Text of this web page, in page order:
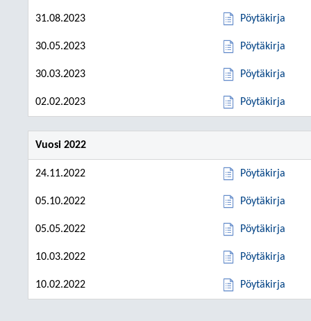
31.08.2023 Pöytäkirja
30.05.2023 Pöytäkirja
30.03.2023 Pöytäkirja
02.02.2023 Pöytäkirja
Vuosi 2022
24.11.2022 Pöytäkirja
05.10.2022 Pöytäkirja
05.05.2022 Pöytäkirja
10.03.2022 Pöytäkirja
10.02.2022 Pöytäkirja